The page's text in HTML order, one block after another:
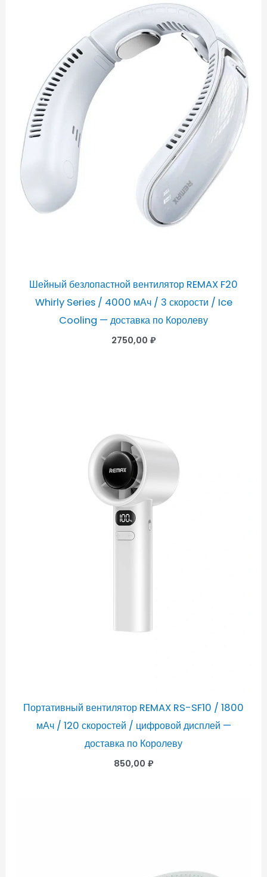
Шейный безлопастной вентилятор REMAX F20
Whirly Series / 4000 мАч / 3 скорости / Ice
Cooling — доставка по Королеву
2750,00 ₽
Портативный вентилятор REMAX RS-SF10 / 1800
мАч / 120 скоростей / цифровой дисплей —
доставка по Королеву
850,00 ₽